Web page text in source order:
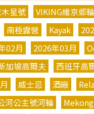
星號 VIKING維京郵輪
南極露營 Kayak
02月 2026年03月
加坡高爾夫 西班牙高
威士忌 酒廠
河公主號河輪